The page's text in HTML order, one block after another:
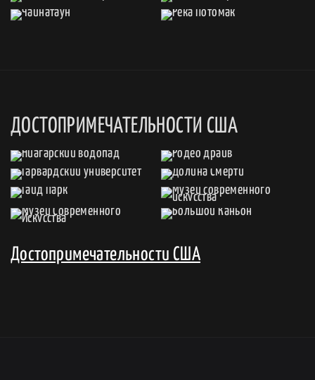
ДОСТОПРИМЕЧАТЕЛЬНОСТИ США
Достопримечательности США